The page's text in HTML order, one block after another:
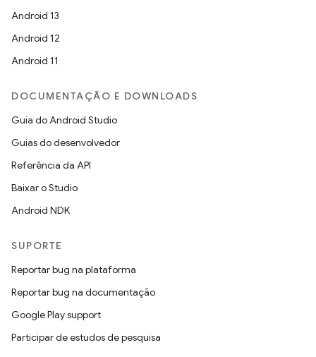
Android 13
Android 12
Android 11
DOCUMENTAÇÃO E DOWNLOADS
Guia do Android Studio
Guias do desenvolvedor
Referência da API
Baixar o Studio
Android NDK
SUPORTE
Reportar bug na plataforma
Reportar bug na documentação
Google Play support
Participar de estudos de pesquisa